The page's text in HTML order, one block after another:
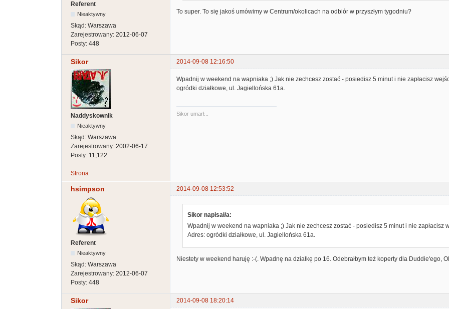
Referent
Nieaktywny
Skąd: Warszawa
Zarejestrowany: 2012-06-07
Posty: 448
To super. To się jakoś umówimy w Centrum/okolicach na odbiór w przyszłym tygodniu?
Sikor 2014-09-08 12:16:50
Naddyskownik
Nieaktywny
Skąd: Warszawa
Zarejestrowany: 2002-06-17
Posty: 11,122
Wpadnij w weekend na wapniaka ;) Jak nie zechcesz zostać - posiedisz 5 minut i nie zapłacisz
ogródki działkowe, ul. Jagiellońska 61a.
Sikor umarł...
Strona
hsimpson 2014-09-08 12:53:52
Referent
Nieaktywny
Skąd: Warszawa
Zarejestrowany: 2012-06-07
Posty: 448
Sikor napisał/a:
Wpadnij w weekend na wapniaka ;) Jak nie zechcesz zostać - posiedisz 5 minut i nie zapłacisz
Adres: ogródki działkowe, ul. Jagiellońska 61a.
Niestety w weekend haruję :-(. Wpadnę na działkę po 16. Odebrałbym też koperty dla Duddie'ego,
Sikor 2014-09-08 18:20:14